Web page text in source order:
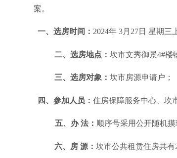
案。
一、选房时间： 2024年 3月27日 星期三
二、选房地点： 坎市文秀御景4#楼
三、选房对象： 坎市房源申请户；
四、参加人员： 住房保障服务中心、坎
五、办 法： 顺序号采用公开随机
六、房 源：坎市公共租赁住房共有